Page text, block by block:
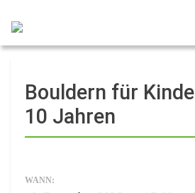
Bouldern für
10 Jahren
WANN: